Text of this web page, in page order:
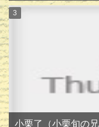
小栗了（小栗旬の